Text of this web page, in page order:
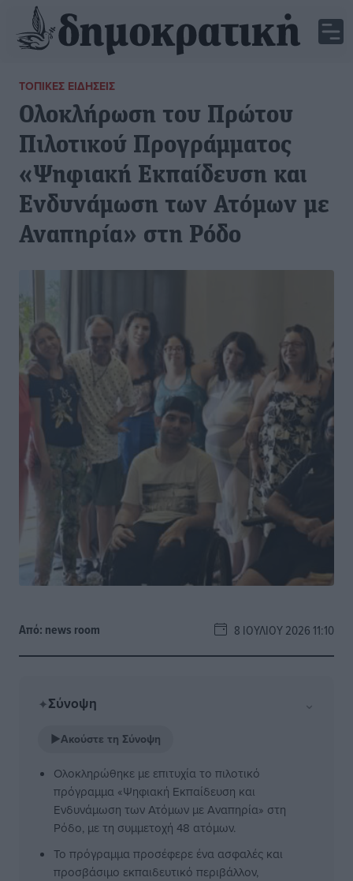
ΤΟΠΙΚΈΣ ΕΙΔΉΣΕΙΣ
Ολοκλήρωση του Πρώτου
Πιλοτικού Προγράμματος
«Ψηφιακή Εκπαίδευση και
Ενδυνάμωση των Ατόμων με
Αναπηρία» στη Ρόδο
Από: news room 8 ΙΟΥΛΊΟΥ 2026 11:10
✦Σύνοψη ⌄
▶Ακούστε τη Σύνοψη
Ολοκληρώθηκε με επιτυχία το πιλοτικό
πρόγραμμα «Ψηφιακή Εκπαίδευση και
Ενδυνάμωση των Ατόμων με Αναπηρία» στη
Ρόδο, με τη συμμετοχή 48 ατόμων.
Το πρόγραμμα προσέφερε ένα ασφαλές και
προσβάσιμο εκπαιδευτικό περιβάλλον,